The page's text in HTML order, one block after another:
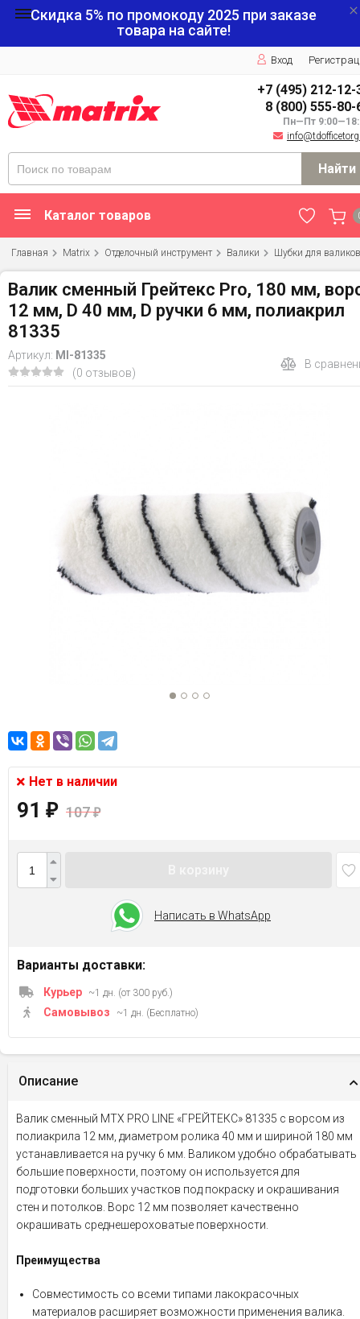
Скидка 5% по промокоду 2025 при заказе
товара на сайте!
Вход
+7 (495) 212-12-
8 (800) 555-80-
Пн—Пт
Найти
Каталог товаров
Главная Matrix Отделочный инструмент Валики Шубки для валиков
Валик сменный Грейтекс Pro, 180 мм,
12 мм, D 40 мм, D ручки 6 мм, полиакрил
81335
Артикул: MI-81335
(0 отзывов)
В
Нет в наличии
91 ₽ 107₽
Написать в WhatsApp
Варианты доставки:
Курьер ~1 дн. (от 300 руб.)
Самовывоз ~1 дн. (Бесплатно)
Описание
Валик сменный MTX PRO LINE «ГРЕЙТЕКС» 81335 с ворсом из
полиакрила 12 мм, диаметром ролика 40 мм и шириной 180 мм
устанавливается на ручку 6 мм. Валиком удобно обрабатывать
большие поверхности, поэтому он используется для
подготовки больших участков под покраску и окрашивания
стен и потолков. Ворс 12 мм позволяет качественно
окрашивать среднешероховатые поверхности.
Преимущества
Совместимость со всеми типами лакокрасочных
материалов расширяет возможности применения валика.